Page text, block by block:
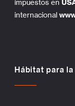
impuestos en
internacional
Hábitat para la